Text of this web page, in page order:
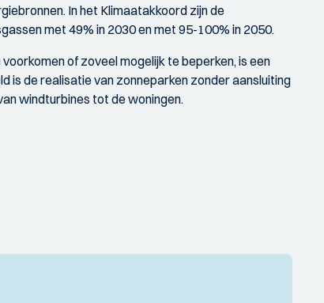
In het Klimaatakkoord zijn de
met 49% in 2030 en met 95-100% in 2050.
of zoveel mogelijk te beperken, is een
is de realisatie van zonneparken zonder aansluiting
windturbines tot de woningen.